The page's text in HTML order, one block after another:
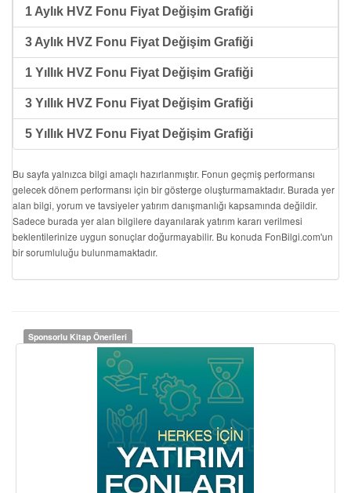
1 Aylık HVZ Fonu Fiyat Değişim Grafiği
3 Aylık HVZ Fonu Fiyat Değişim Grafiği
1 Yıllık HVZ Fonu Fiyat Değişim Grafiği
3 Yıllık HVZ Fonu Fiyat Değişim Grafiği
5 Yıllık HVZ Fonu Fiyat Değişim Grafiği
Bu sayfa yalnızca bilgi amaçlı hazırlanmıştır. Fonun geçmiş performansı
gelecek dönem performansı için bir gösterge oluşturmamaktadır. Burada yer
alan bilgi, yorum ve tavsiyeler yatırım danışmanlığı kapsamında değildir.
Sadece burada yer alan bilgilere dayanılarak yatırım kararı verilmesi
beklentilerinize uygun sonuçlar doğurmayabilir. Bu konuda FonBilgi.com'un
bir sorumluluğu bulunmamaktadır.
Sponsorlu Kitap Önerileri